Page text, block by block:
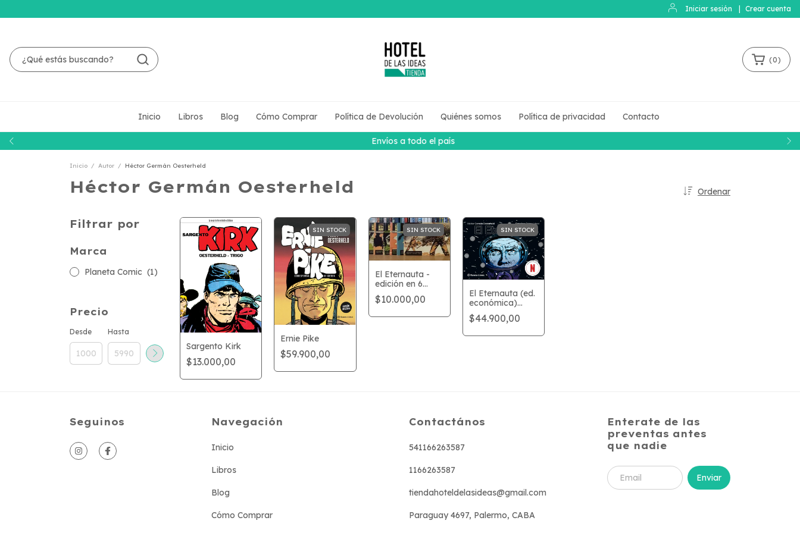
Iniciar sesión Crear cuenta
Envíos a todo el país
(0)
Inicio Libros Blog Cómo Comprar Política de Devolución Quiénes somos Política de privacidad Contacto
Inicio / Autor / Héctor Germán Oesterheld
Héctor Germán Oesterheld Ordenar
Filtrar por
Marca
Planeta Comic (1)
Precio
Desde Hasta
Sargento Kirk
$13.000,00
SIN STOCK
Ernie Pike
$59.900,00
SIN STOCK
El Eternauta -
edición en 6
fascículos
$10.000,00
SIN STOCK
El Eternauta (ed.
económica)
reimpresión
$44.900,00
Seguinos Navegación
Inicio
Libros
Blog
Cómo Comprar
Contactános
541166263587
1166263587
tiendahoteldelasideas@gmail.com
Paraguay 4697, Palermo, CABA
Enterate de las
preventas antes
que nadie